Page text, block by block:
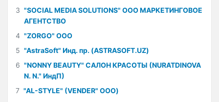
3 "SOCIAL MEDIA SOLUTIONS" ООО МАРКЕТИНГОВОЕ
АГЕНТСТВО
4 "ZORGO" ООО
5 "AstraSoft" Инд. пр. (ASTRASOFT.UZ)
6 "NONNY BEAUTY" САЛОН КРАСОТЫ (NURATDINOVA
N. N." ИндП)
7 "AL-STYLE" (VENDER" ООО)